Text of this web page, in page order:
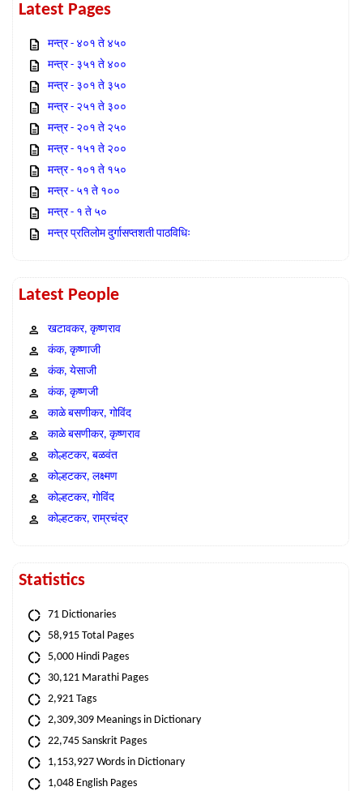
Latest Pages
मन्त्र - ४०१ ते ४५०
मन्त्र - ३५१ ते ४००
मन्त्र - ३०१ ते ३५०
मन्त्र - २५१ ते ३००
मन्त्र - २०१ ते २५०
मन्त्र - १५१ ते २००
मन्त्र - १०१ ते १५०
मन्त्र - ५१ ते १००
मन्त्र - १ ते ५०
मन्त्र प्रतिलोम दुर्गासप्तशती पाठविधिः
Latest People
खटावकर, कृष्णराव
कंक, कृष्णाजी
कंक, येसाजी
कंक, कृष्णजी
काळे बसणीकर, गोविंद
काळे बसणीकर, कृष्णराव
कोल्हटकर, बळवंत
कोल्हटकर, लक्ष्मण
कोल्हटकर, गोविंद
कोल्हटकर, राम्रचंद्र
Statistics
71 Dictionaries
58,915 Total Pages
5,000 Hindi Pages
30,121 Marathi Pages
2,921 Tags
2,309,309 Meanings in Dictionary
22,745 Sanskrit Pages
1,153,927 Words in Dictionary
1,048 English Pages